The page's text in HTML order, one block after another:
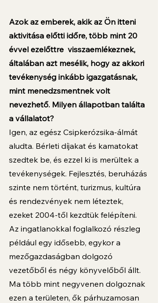
Azok az emberek, akik az Ön itteni
aktivitása előtti időre, több mint 20
évvel ezelőttre  visszaemlékeznek,
általában azt mesélik, hogy az akkori
tevékenység inkább igazgatásnak,
mint menedzsmentnek volt
nevezhető. Milyen állapotban találta
a vállalatot?
Igen, az egész Csipkerózsika-álmát
aludta. Bérleti díjakat és kamatokat
szedtek be, és ezzel ki is merültek a
tevékenységek. Fejlesztés, beruházás
szinte nem történt, turizmus, kultúra
és rendezvények nem léteztek,
ezeket 2004-től kezdtük felépíteni.
Az ingatlanokkal foglalkozó részleg
például egy idősebb, egykor a
mezőgazdaságban dolgozó
vezetőből és négy könyvelőből állt.
Ma több mint negyvenen dolgoznak
ezen a területen, ők párhuzamosan